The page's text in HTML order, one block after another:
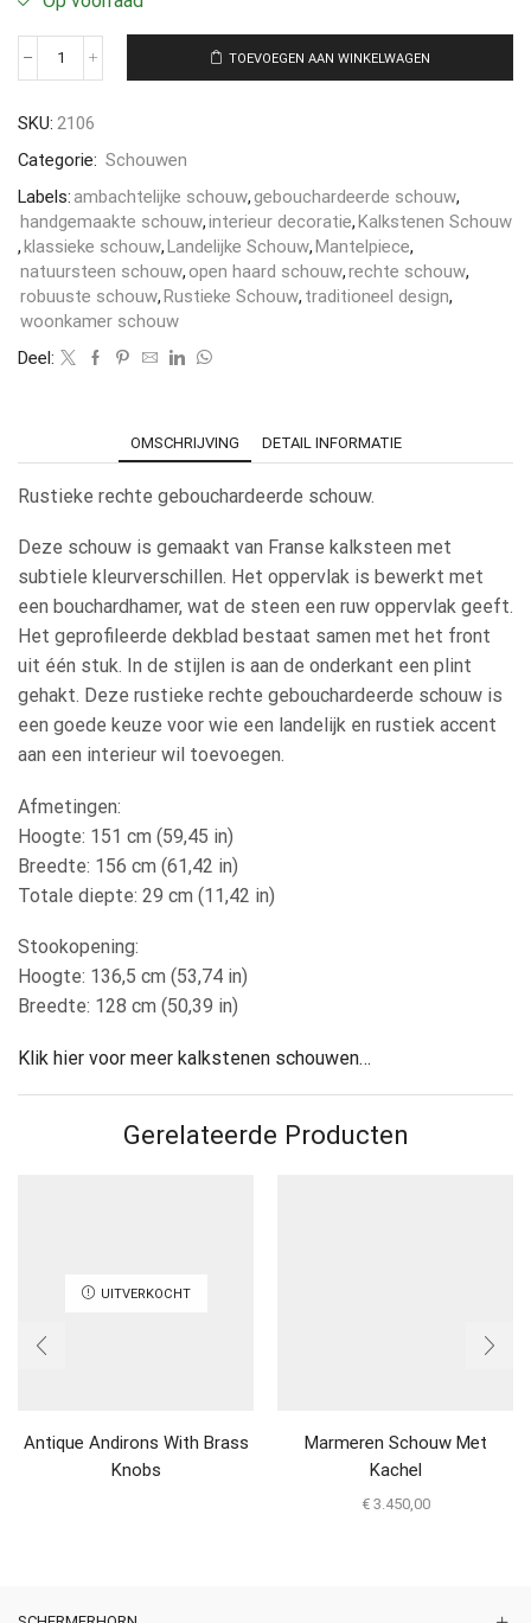
TOEVOEGEN AAN WINKELWAGEN
SKU: 2106
Categorie: Schouwen
Labels:ambachtelijke schouw,gebouchardeerde schouw,
handgemaakte schouw,interieur decoratie,Kalkstenen Schouw
,klassieke schouw,Landelijke Schouw,Mantelpiece,
natuursteen schouw, open haard schouw,rechte schouw,
robuuste schouw,Rustieke Schouw, traditioneel design,
woonkamer schouw
Deel:
OMSCHRIJVING DETAIL INFORMATIE
Rustieke rechte gebouchardeerde schouw.
Deze schouw is gemaakt van Franse kalksteen met
subtiele kleurverschillen. Het oppervlak is bewerkt met
een bouchardhamer, wat de steen een ruw oppervlak geeft.
Het geprofileerde dekblad bestaat samen met het front
uit één stuk. In de stijlen is aan de onderkant een plint
gehakt. Deze rustieke rechte gebouchardeerde schouw is
een goede keuze voor wie een landelijk en rustiek accent
aan een interieur wil toevoegen.
Afmetingen:
Hoogte: 151 cm (59,45 in)
Breedte: 156 cm (61,42 in)
Totale diepte: 29 cm (11,42 in)
Stookopening:
Hoogte: 136,5 cm (53,74 in)
Breedte: 128 cm (50,39 in)
Klik hier voor meer kalkstenen schouwen…
Gerelateerde Producten
UITVERKOCHT
Antique Andirons With Brass
Knobs
Marmeren Schouw Met
Kachel
€3.450,00